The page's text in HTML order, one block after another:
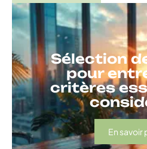
Sélection
pour
critères
En savoir